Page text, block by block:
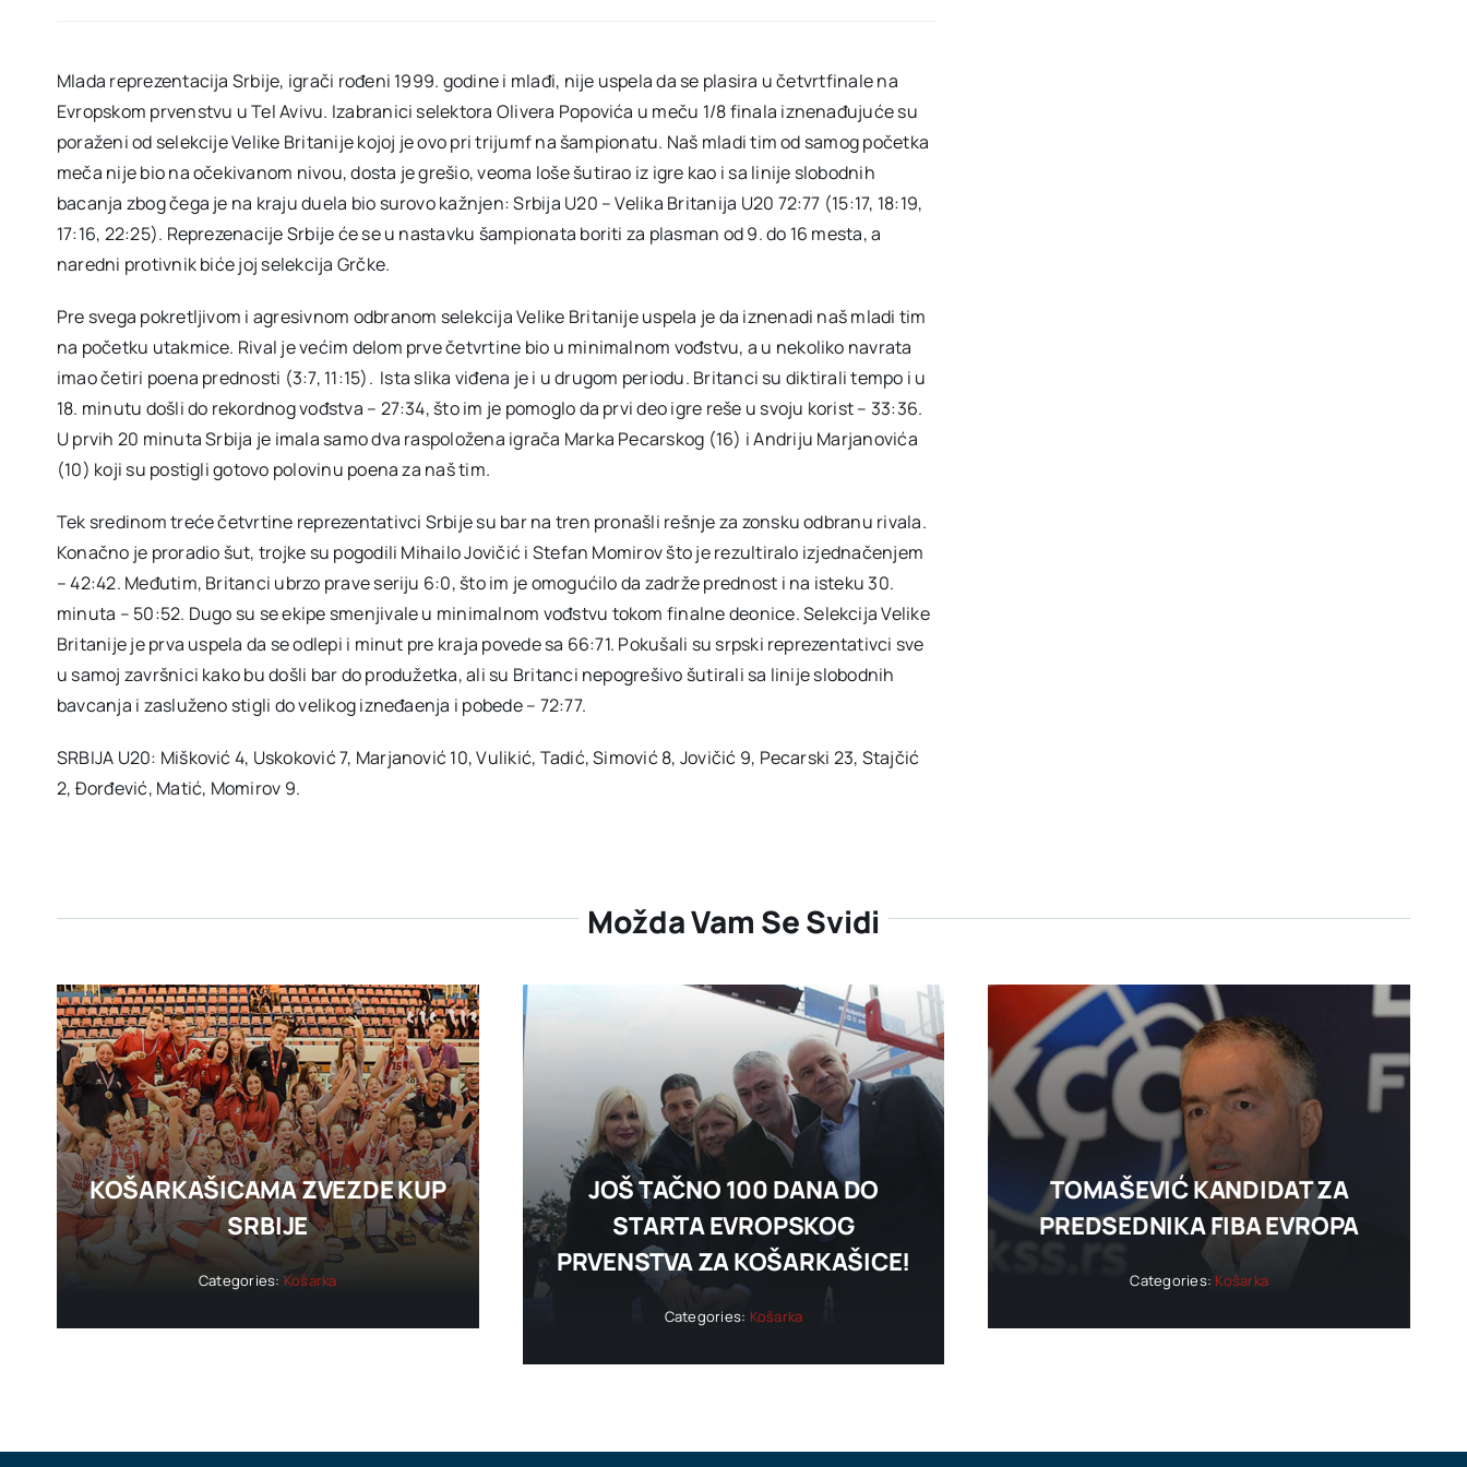
Mlada reprezentacija Srbije, igrači rođeni 1999. godine i mlađi, nije uspela da se plasira u četvrtfinale na
Evropskom prvenstvu u Tel Avivu. Izabranici selektora Olivera Popovića u meču 1/8 finala iznenađujuće su
poraženi od selekcije Velike Britanije kojoj je ovo pri trijumf na šampionatu. Naš mladi tim od samog početka
meča nije bio na očekivanom nivou, dosta je grešio, veoma loše šutirao iz igre kao i sa linije slobodnih
bacanja zbog čega je na kraju duela bio surovo kažnjen: Srbija U20 – Velika Britanija U20 72:77 (15:17, 18:19,
17:16, 22:25). Reprezenacije Srbije će se u nastavku šampionata boriti za plasman od 9. do 16 mesta, a
naredni protivnik biće joj selekcija Grčke.
Pre svega pokretljivom i agresivnom odbranom selekcija Velike Britanije uspela je da iznenadi naš mladi tim
na početku utakmice. Rival je većim delom prve četvrtine bio u minimalnom vođstvu, a u nekoliko navrata
imao četiri poena prednosti (3:7, 11:15). Ista slika viđena je i u drugom periodu. Britanci su diktirali tempo i u
18. minutu došli do rekordnog vođstva – 27:34, što im je pomoglo da prvi deo igre reše u svoju korist – 33:36.
U prvih 20 minuta Srbija je imala samo dva raspoložena igrača Marka Pecarskog (16) i Andriju Marjanovića
(10) koji su postigli gotovo polovinu poena za naš tim.
Tek sredinom treće četvrtine reprezentativci Srbije su bar na tren pronašli rešnje za zonsku odbranu rivala.
Konačno je proradio šut, trojke su pogodili Mihailo Jovičić i Stefan Momirov što je rezultiralo izjednačenjem
– 42:42. Međutim, Britanci ubrzo prave seriju 6:0, što im je omogućilo da zadrže prednost i na isteku 30.
minuta – 50:52. Dugo su se ekipe smenjivale u minimalnom vođstvu tokom finalne deonice. Selekcija Velike
Britanije je prva uspela da se odlepi i minut pre kraja povede sa 66:71. Pokušali su srpski reprezentativci sve
u samoj završnici kako bu došli bar do produžetka, ali su Britanci nepogrešivo šutirali sa linije slobodnih
bavcanja i zasluženo stigli do velikog izneđaenja i pobede – 72:77.
SRBIJA U20: Mišković 4, Uskoković 7, Marjanović 10, Vulikić, Tadić, Simović 8, Jovičić 9, Pecarski 23, Stajčić
2, Đorđević, Matić, Momirov 9.
Možda Vam Se Svidi
KOŠARKAŠICAMA ZVEZDE KUP
SRBIJE
Categories: Košarka
JOŠ TAČNO 100 DANA DO
STARTA EVROPSKOG
PRVENSTVA ZA KOŠARKAŠICE!
Categories: Košarka
TOMAŠEVIĆ KANDIDAT ZA
PREDSEDNIKA FIBA EVROPA
Categories: Košarka